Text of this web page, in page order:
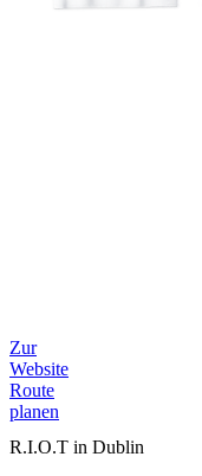
Zur
Website
Route
planen
R.I.O.T in Dublin